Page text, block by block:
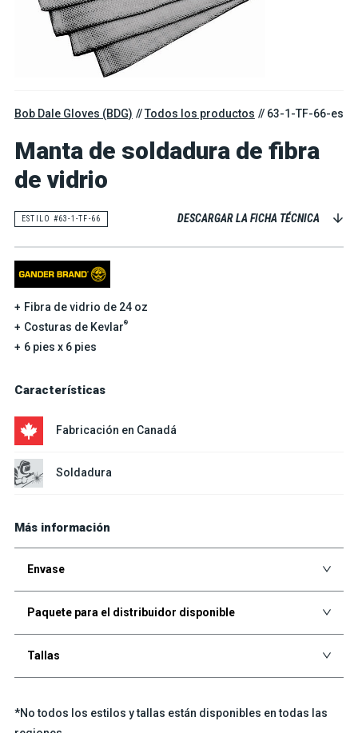
Bob Dale Gloves (BDG) Todos los productos 63-1-TF-66-es
Manta de soldadura de fibra
de vidrio
ESTILO #63-1-TF-66 DESCARGAR LA FICHA TÉCNICA
Fibra de vidrio de 24 oz
Costuras de Kevlar®
6 pies x 6 pies
Características
Fabricación en Canadá
Soldadura
Más información
Envase
Paquete para el distribuidor disponible
Tallas
*No todos los estilos y tallas están disponibles en todas las